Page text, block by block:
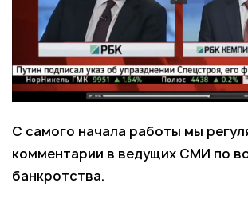
С самого начала работы мы
комментарии в ведущих СМИ по
банкротства.